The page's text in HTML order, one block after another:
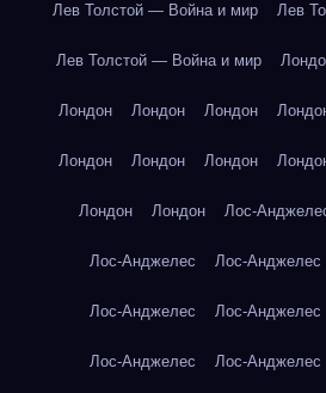
Лев Толстой — Война и мир Лев
Лев Толстой — Война и мир
Лондон Лондон Лондон
Лондон Лондон Лондон
Лондон Лондон Лос-
Лос-Анджелес Лос-Анджелес
Лос-Анджелес Лос-Анджелес
Лос-Анджелес Лос-Анджелес